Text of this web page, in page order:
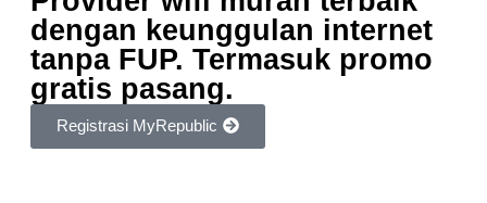
dengan keunggulan internet
tanpa FUP. Termasuk promo
gratis pasang.
Registrasi MyRepublic